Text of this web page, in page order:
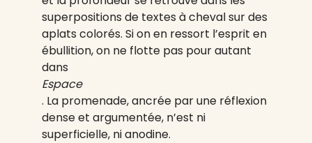
superpositions de textes à cheval sur des
aplats colorés. Si on en ressort l’esprit en
ébullition, on ne flotte pas pour autant
dans
Espace
. La promenade, ancrée par une réflexion
dense et argumentée, n’est ni
superficielle, ni anodine.